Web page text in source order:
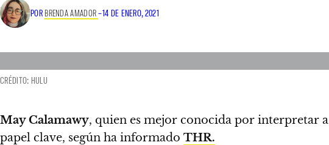
POR BRENDA AMADOR–14 DE ENERO, 2021
CRÉDITO: HULU
May Calamawy, quien es mejor conocida por interpretar a
papel clave, según ha informado THR.